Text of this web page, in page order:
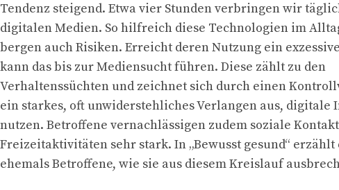
Tendenz steigend. Etwa vier Stunden verbringen wir
digitalen Medien. So hilfreich diese Technologien im
bergen auch Risiken. Erreicht deren Nutzung ein
kann das bis zur Mediensucht führen. Diese zählt zu den
Verhaltenssüchten und zeichnet sich durch einen
ein starkes, oft unwiderstehliches Verlangen aus, digitale
nutzen. Betroffene vernachlässigen zudem soziale
Freizeitaktivitäten sehr stark. In „Bewusst gesund“ erzählt
ehemals Betroffene, wie sie aus diesem Kreislauf